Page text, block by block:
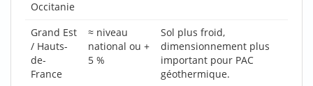
Occitanie
Grand Est
/ Hauts-
de-
France
≈ niveau
national ou +
5 %
Sol plus froid,
dimensionnement plus
important pour PAC
géothermique.